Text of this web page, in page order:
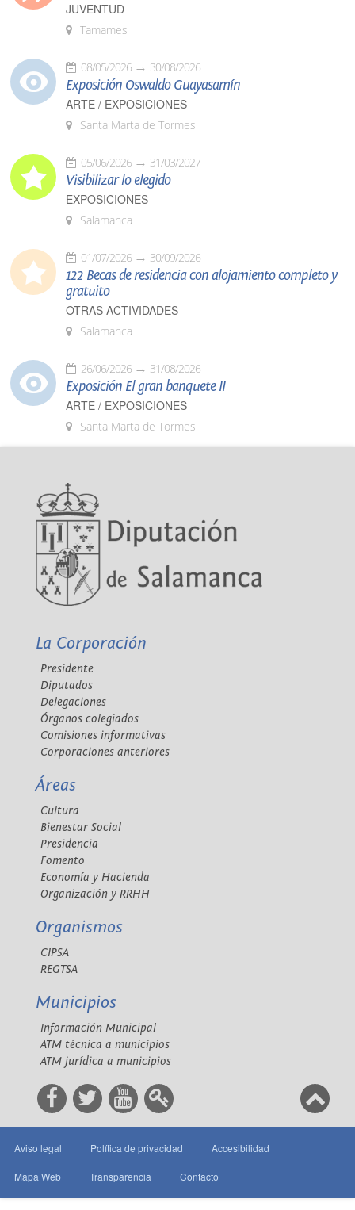
JUVENTUD
Tamames
08/05/2026 30/08/2026
Exposición Oswaldo Guayasamín
ARTE / EXPOSICIONES
Santa Marta de Tormes
05/06/2026 31/03/2027
Visibilizar lo elegido
EXPOSICIONES
Salamanca
01/07/2026 30/09/2026
122 Becas de residencia con alojamiento completo y
gratuito
OTRAS ACTIVIDADES
Salamanca
26/06/2026 31/08/2026
Exposición El gran banquete II
ARTE / EXPOSICIONES
Santa Marta de Tormes
La Corporación
Presidente
Diputados
Delegaciones
Órganos colegiados
Comisiones informativas
Corporaciones anteriores
Áreas
Cultura
Bienestar Social
Presidencia
Fomento
Economía y Hacienda
Organización y RRHH
Organismos
CIPSA
REGTSA
Municipios
Información Municipal
ATM técnica a municipios
ATM jurídica a municipios
Aviso legal Política de privacidad Accesibilidad
Mapa Web Transparencia Contacto